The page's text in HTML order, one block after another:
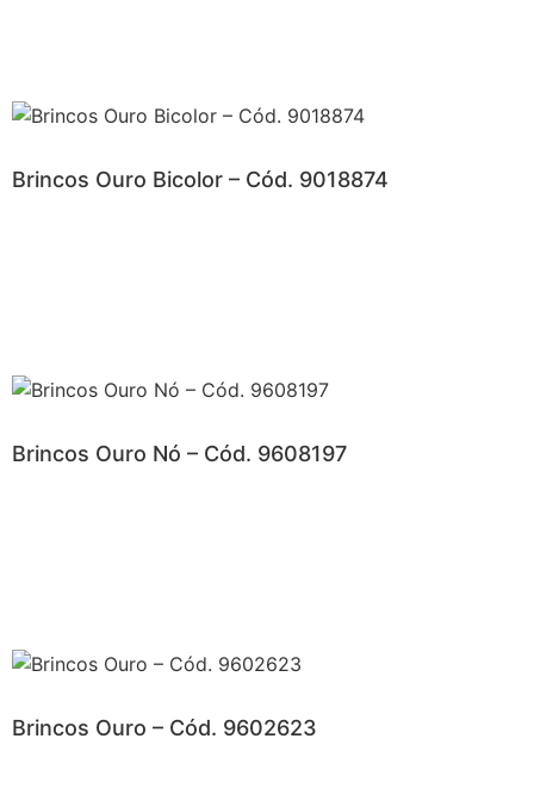
Brincos Ouro Bicolor – Cód. 9018874
Brincos Ouro Nó – Cód. 9608197
Brincos Ouro – Cód. 9602623